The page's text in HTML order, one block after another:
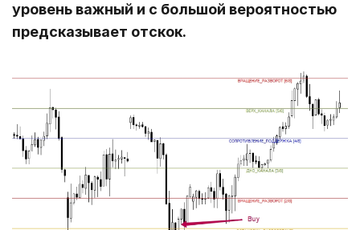
уровень важный и с большой вероятностью
предсказывает отскок.